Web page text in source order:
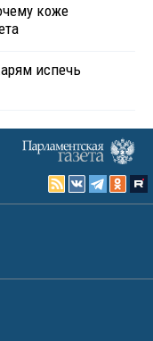
коже
испечь